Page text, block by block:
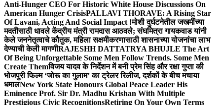
Anti-Hunger CEO For Historic White House Discussions On
American Hunger CrisisPALLAVI THORAVE: A Rising Star
Of Lavani, Acting And Social Impact !मोशी दुर्घटनेतील जखमींच्या
मदतीसाठी धावले केंद्रीय मंत्री रामदास आठवले; संघमित्रा गायकवाड यांनी
केले जननेतृत्वाचे कौतुक, महिला सक्षमीकरणासाठी शासनाच्या योजनांचा लाभ
देण्याची केली मागणीRAJESHH DATTATRYA BHUJLE The Art
Of Being Unforgettable Some Men Follow Trends. Some Men
Create Themविजय यादव के निर्देशन में बनी प्रेम सिंह और रक्षा गुप्ता की
भोजपुरी फिल्म ‘जोरू का गुलाम’ का ट्रेलर रिलीज, दर्शकों के बीच मचाया
धमालNew York State Honours Global Peace Leader His
Eminence Prof. Sir Dr. Madhu Krishan With Multiple
Prestigious Civic RecognitionsRetiring On Your Own Terms